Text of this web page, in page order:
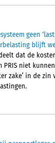
geen ‘last
blijft
dat de
PRIS niet
zake’ in de